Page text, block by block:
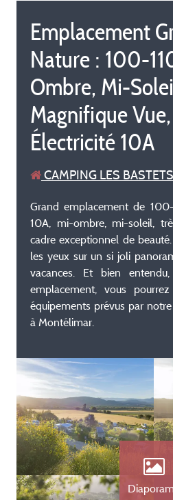
Emplacement
Nature : 100-
Ombre, Mi-
Magnifique
Électricité 10A
CAMPING LES BASTETS
Grand emplacement de
10A, mi-ombre, mi-soleil,
cadre exceptionnel de
les yeux sur un si joli
vacances. Et bien
emplacement, vous
équipements prévus par
à Montélimar.